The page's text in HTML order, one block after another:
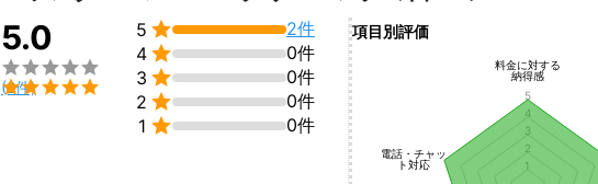
5.0


(2件)
5 
2件
4 
0件
3 
0件
2 
0件
1  0件
項目別評価
料金に対する
納得感
電話・チャッ
ト対応
1
2
3
4
5